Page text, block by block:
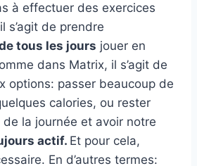
à effectuer des exercices
s’agit de prendre
tous les jours jouer en
dans Matrix, il s’agit de
options: passer beaucoup de
calories, ou rester
la journée et avoir notre
actif. Et pour cela,
En d’autres termes: